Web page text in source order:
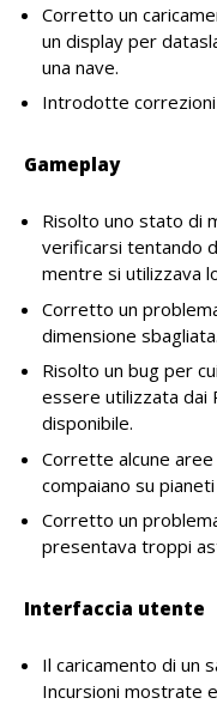
Corretto un
un display per
una nave.
Introdotte correzioni
Gameplay
Risolto uno stato di
verificarsi tentando
mentre si utilizzava
Corretto un
dimensione sbagliata.
Risolto un bug per
essere utilizzata dai
disponibile.
Corrette alcune
compaiano su
Corretto un
presentava troppi
Interfaccia utente
Il caricamento di un
Incursioni mostrate